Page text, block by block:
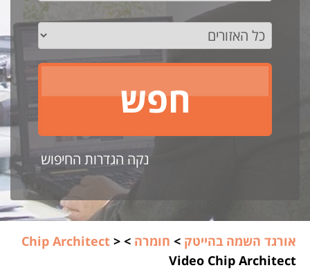
נקה הגדרות החיפוש
אורגד השמה בהייטק > חומרה >
Chip Architect >
Video Chip Architect